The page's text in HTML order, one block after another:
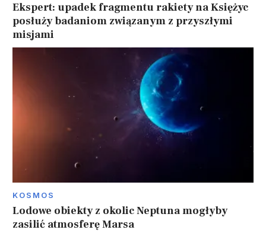
Ekspert: upadek fragmentu rakiety na Księżyc
posłuży badaniom związanym z przyszłymi
misjami
KOSMOS
Lodowe obiekty z okolic Neptuna mogłyby
zasilić atmosferę Marsa